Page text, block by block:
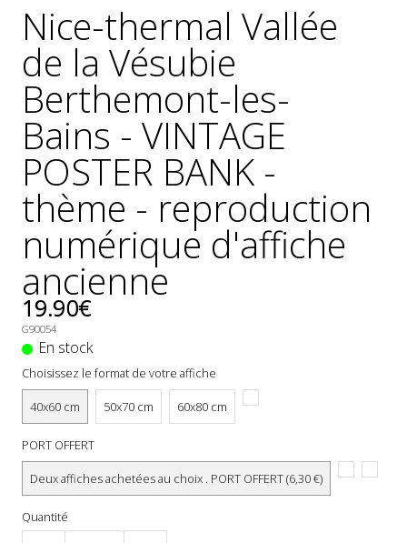
DE
L'AFFICHE
PUBLICITAIRE
FRANÇAISE
Nice-thermal Vallée
de la Vésubie
Berthemont-les-
Bains - VINTAGE
POSTER BANK -
thème - reproduction
numérique d'affiche
ancienne
19.90€
G90054
En stock
Choisissez le format de votre affiche
40x60 cm 50x70 cm 60x80 cm
PORT OFFERT
Deux affiches achetées au choix . PORT OFFERT (6,30 €)
Quantité